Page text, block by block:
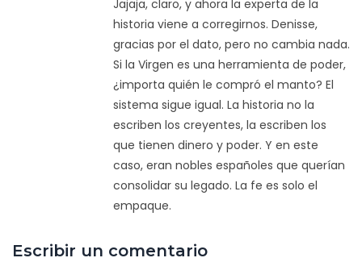
Jajaja, claro, y ahora la experta de la
historia viene a corregirnos. Denisse,
gracias por el dato, pero no cambia nada.
Si la Virgen es una herramienta de poder,
¿importa quién le compró el manto? El
sistema sigue igual. La historia no la
escriben los creyentes, la escriben los
que tienen dinero y poder. Y en este
caso, eran nobles españoles que querían
consolidar su legado. La fe es solo el
empaque.
Escribir un comentario